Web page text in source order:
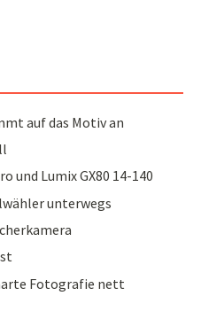
auf das Motiv an
und Lumix GX80 14-140
unterwegs
Fotografie nett